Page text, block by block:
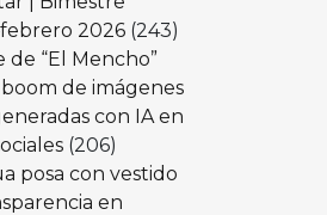
2026 (243)
de “El Mencho”
de imágenes
con IA en
(206)
posa con vestido
en